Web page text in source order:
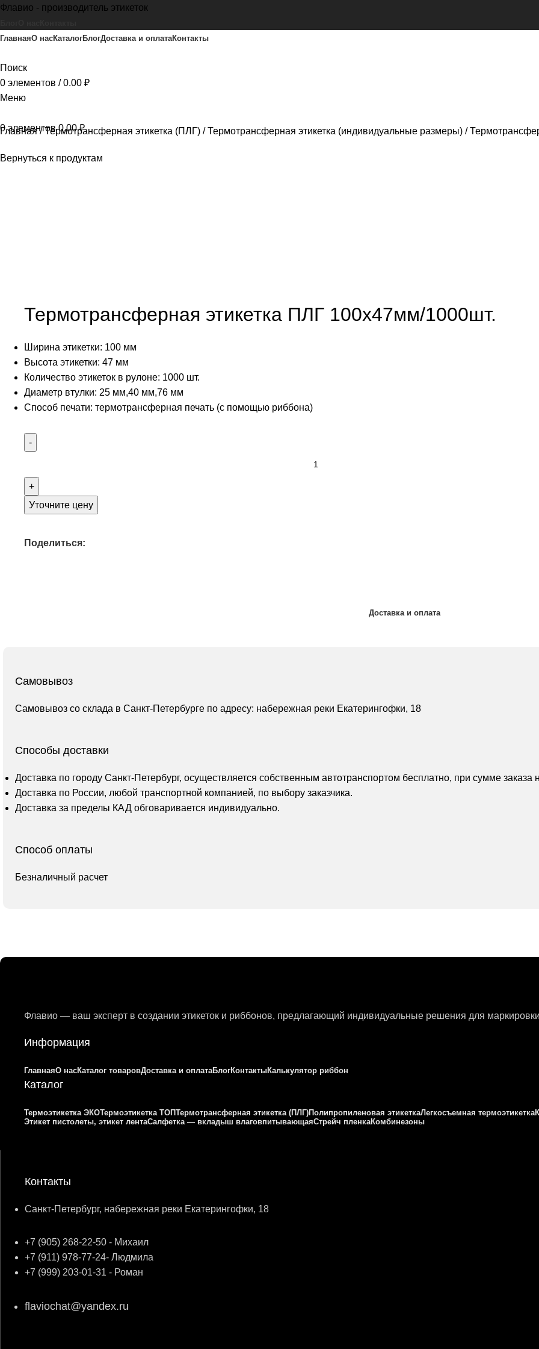
Флавио - производитель этикеток
ГлавнаяО насКаталогБлогДоставка и оплатаКонтакты
Поиск
0 элементов / 0.00 ₽
Меню
0элементов 0.00₽
Главная Термотрансферная этикетка (ПЛГ) Термотрансферная этикетка (индивидуальные размеры)
Вернуться к продуктам
Термотрансферная этикетка ПЛГ 100х47мм/1000шт.
Ширина этикетки: 100 мм
Высота этикетки: 47 мм
Количество этикеток в рулоне: 1000 шт.
Диаметр втулки: 25 мм,40 мм,76 мм
Способ печати: термотрансферная печать (с помощью риббона)
Уточните цену
Поделиться:
Доставка и оплата
Самовывоз
Самовывоз со склада в Санкт-Петербурге по адресу: набережная реки Екатерингофки, 18
Способы доставки
Доставка по городу Санкт-Петербург, осуществляется собственным автотранспортом бесплатно, при сумме заказа
Доставка по России, любой транспортной компанией, по выбору заказчика.
Доставка за пределы КАД обговаривается индивидуально.
Способ оплаты
Безналичный расчет
Флавио — ваш эксперт в создании этикеток и риббонов, предлагающий индивидуальные решения для
Информация
ГлавнаяО насКаталог товаровДоставка и оплатаБлогКонтактыКалькулятор риббон
Каталог
Термоэтикетка ЭКОТермоэтикетка ТОПТермотрансферная этикетка (ПЛГ)Полипропиленовая этикеткаЛегкосъемная термоэтикетка
Этикет пистолеты, этикет лентаСалфетка — вкладыш влаговпитывающаяСтрейч пленкаКомбинезоны
Контакты
Санкт-Петербург, набережная реки Екатерингофки, 18
+7 (905) 268-22-50 - Михаил
+7 (911) 978-77-24- Людмила
+7 (999) 203-01-31 - Роман
flaviochat@yandex.ru